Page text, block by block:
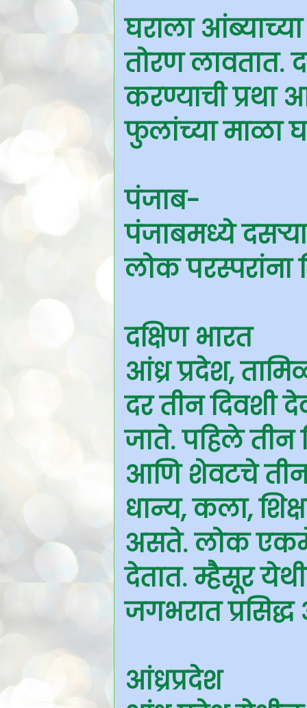
घराला
तोरण लावतात.
करण्याची प्रथा
फुलांच्या माळा
पंजाब-
पंजाबमध्ये
लोक परस्परांना
दक्षिण भारत
आंध्र प्रदेश,
दर तीन दिवशी
जाते. पहिले तीन
आणि शेवटचे तीन
धान्य, कला,
असते. लोक
देतात. म्हैसूर
जगभरात
आंध्रप्रदेश